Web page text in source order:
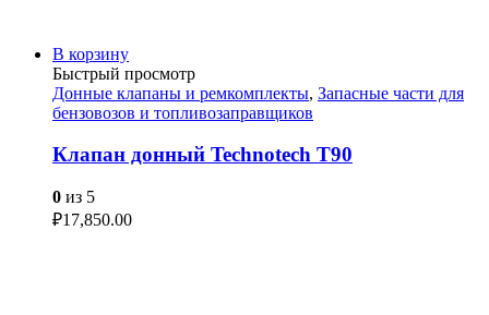
В корзину
Быстрый просмотр
Донные клапаны и ремкомплекты, Запасные части для
бензовозов и топливозаправщиков
Клапан донный Technotech T90
0 из 5
₽17,850.00